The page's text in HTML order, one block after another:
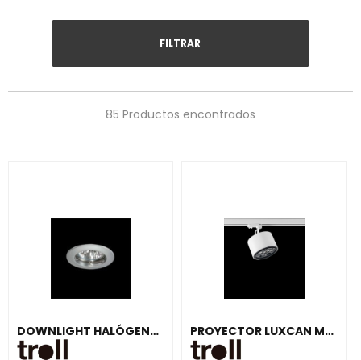
FILTRAR
85 Productos encontrados
DOWNLIGHT HALÓGENA BTZ5 FIJO NEGRO PROYECTOR LUXCAN MULTI LENS 13W 4K BLANCO